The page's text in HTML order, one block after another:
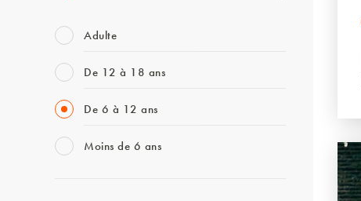
Adulte
De 12 à 18 ans
De 6 à 12 ans
Moins de 6 ans